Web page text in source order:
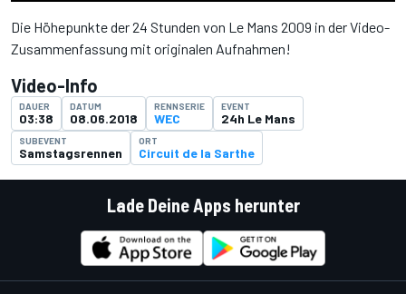
Die Höhepunkte der 24 Stunden von Le Mans 2009 in der Video-
Zusammenfassung mit originalen Aufnahmen!
Video-Info
DAUER
03:38
DATUM
08.06.2018
RENNSERIE
WEC
EVENT
24h Le Mans
SUBEVENT
Samstagsrennen
ORT
Circuit de la Sarthe
Lade Deine Apps herunter